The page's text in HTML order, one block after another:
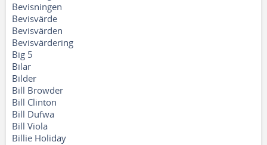
Bevisningen
Bevisvärde
Bevisvärden
Bevisvärdering
Big 5
Bilar
Bilder
Bill Browder
Bill Clinton
Bill Dufwa
Bill Viola
Billie Holiday